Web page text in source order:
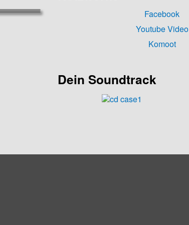
Facebook
Youtube Video
Komoot
Dein Soundtrack